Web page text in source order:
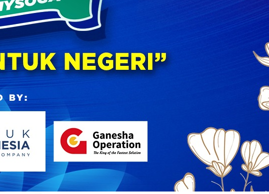
PERINGATAN HUT KE – 60 SMA NEGERI 5 KOTA
MALANG “DHAMYSOGA UNTUK NEGERI”
22 September 2025
Semarak Kemerdekaan di SMAN 5 Malang: Dari
Lomba Unik Hingga Upacara Khidmat, Siswa
Disiplin Positif
31 July 2025
MPLS 2025
11 July 2025